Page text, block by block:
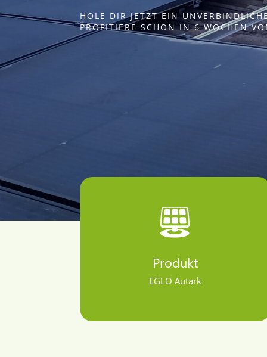
HOLE DIR JETZT EIN
PROFITIERE SCHON IN 6 WOCHEN
Produkt
EGLO Autark